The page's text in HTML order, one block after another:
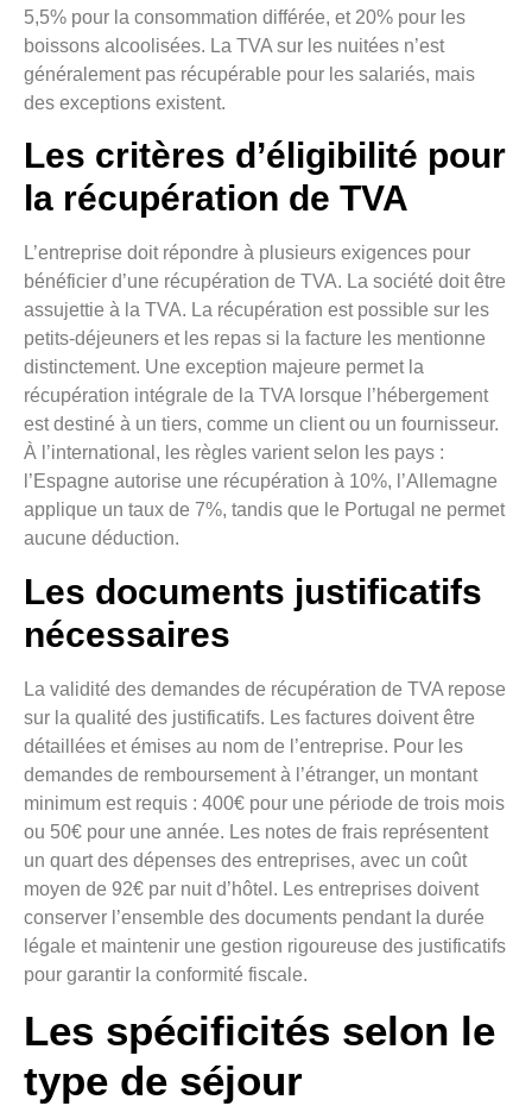
5,5% pour la consommation différée, et 20% pour les
boissons alcoolisées. La TVA sur les nuitées n’est
généralement pas récupérable pour les salariés, mais
des exceptions existent.
Les critères d’éligibilité pour
la récupération de TVA
L’entreprise doit répondre à plusieurs exigences pour
bénéficier d’une récupération de TVA. La société doit être
assujettie à la TVA. La récupération est possible sur les
petits-déjeuners et les repas si la facture les mentionne
distinctement. Une exception majeure permet la
récupération intégrale de la TVA lorsque l’hébergement
est destiné à un tiers, comme un client ou un fournisseur.
À l’international, les règles varient selon les pays :
l’Espagne autorise une récupération à 10%, l’Allemagne
applique un taux de 7%, tandis que le Portugal ne permet
aucune déduction.
Les documents justificatifs
nécessaires
La validité des demandes de récupération de TVA repose
sur la qualité des justificatifs. Les factures doivent être
détaillées et émises au nom de l’entreprise. Pour les
demandes de remboursement à l’étranger, un montant
minimum est requis : 400€ pour une période de trois mois
ou 50€ pour une année. Les notes de frais représentent
un quart des dépenses des entreprises, avec un coût
moyen de 92€ par nuit d’hôtel. Les entreprises doivent
conserver l’ensemble des documents pendant la durée
légale et maintenir une gestion rigoureuse des justificatifs
pour garantir la conformité fiscale.
Les spécificités selon le
type de séjour